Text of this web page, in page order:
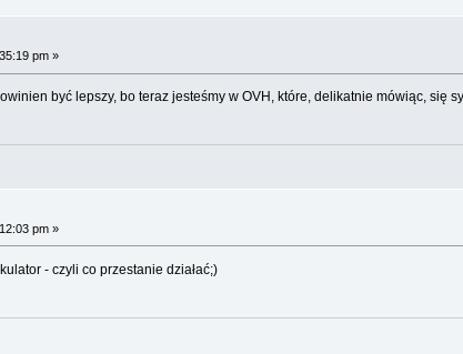
pm »
być lepszy, bo teraz jesteśmy w OVH, które, delikatnie mówiąc, się
pm »
- czyli co przestanie działać;)